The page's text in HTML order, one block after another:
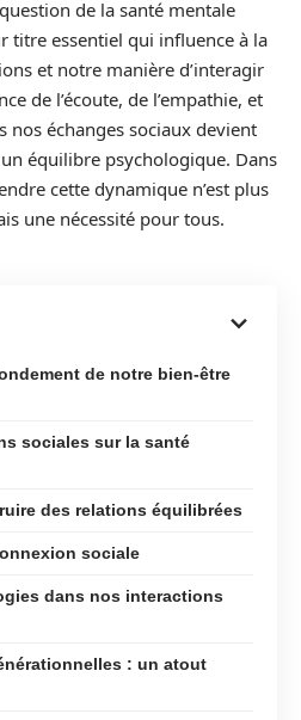
de la santé mentale
titre essentiel qui influence à la
et notre manière d’interagir
de l’écoute, de l’empathie, et
nos échanges sociaux devient
équilibre psychologique. Dans
cette dynamique n’est plus
une nécessité pour tous.
de notre bien-être
sociales sur la santé
des relations équilibrées
sociale
dans nos interactions
: un atout